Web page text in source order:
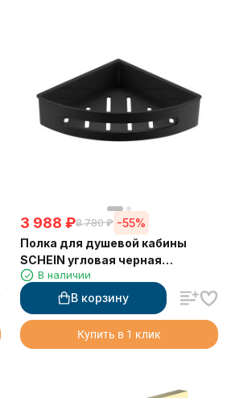
3 988 ₽8 780 ₽ -55%
Полка для душевой кабины
SCHEIN угловая черная
(9326MB)
В наличии
В корзину
Купить в 1 клик